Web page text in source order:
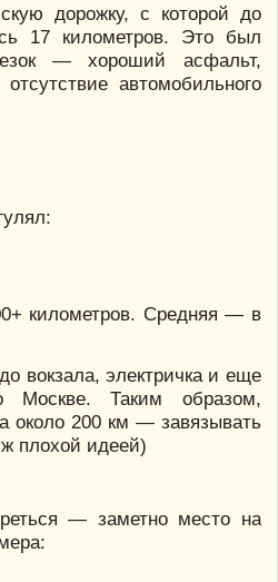
дорожку, с которой до
17 километров. Это был
— хороший асфальт,
автомобильного
километров. Средняя — в
вокзала, электричка и еще
Москве. Таким образом,
около 200 км — завязывать
плохой идеей)
— заметно место на